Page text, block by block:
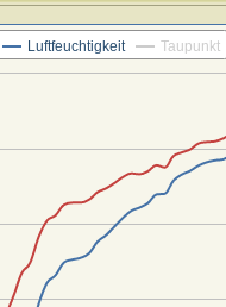
Luftfeuchtigkeit Taupunkt